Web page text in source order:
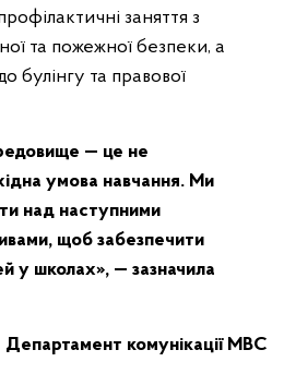
заняття з
та пожежної безпеки, а
булінгу та правової
— це не
умова навчання. Ми
над наступними
щоб забезпечити
у школах», — зазначила
Департамент комунікації МВС